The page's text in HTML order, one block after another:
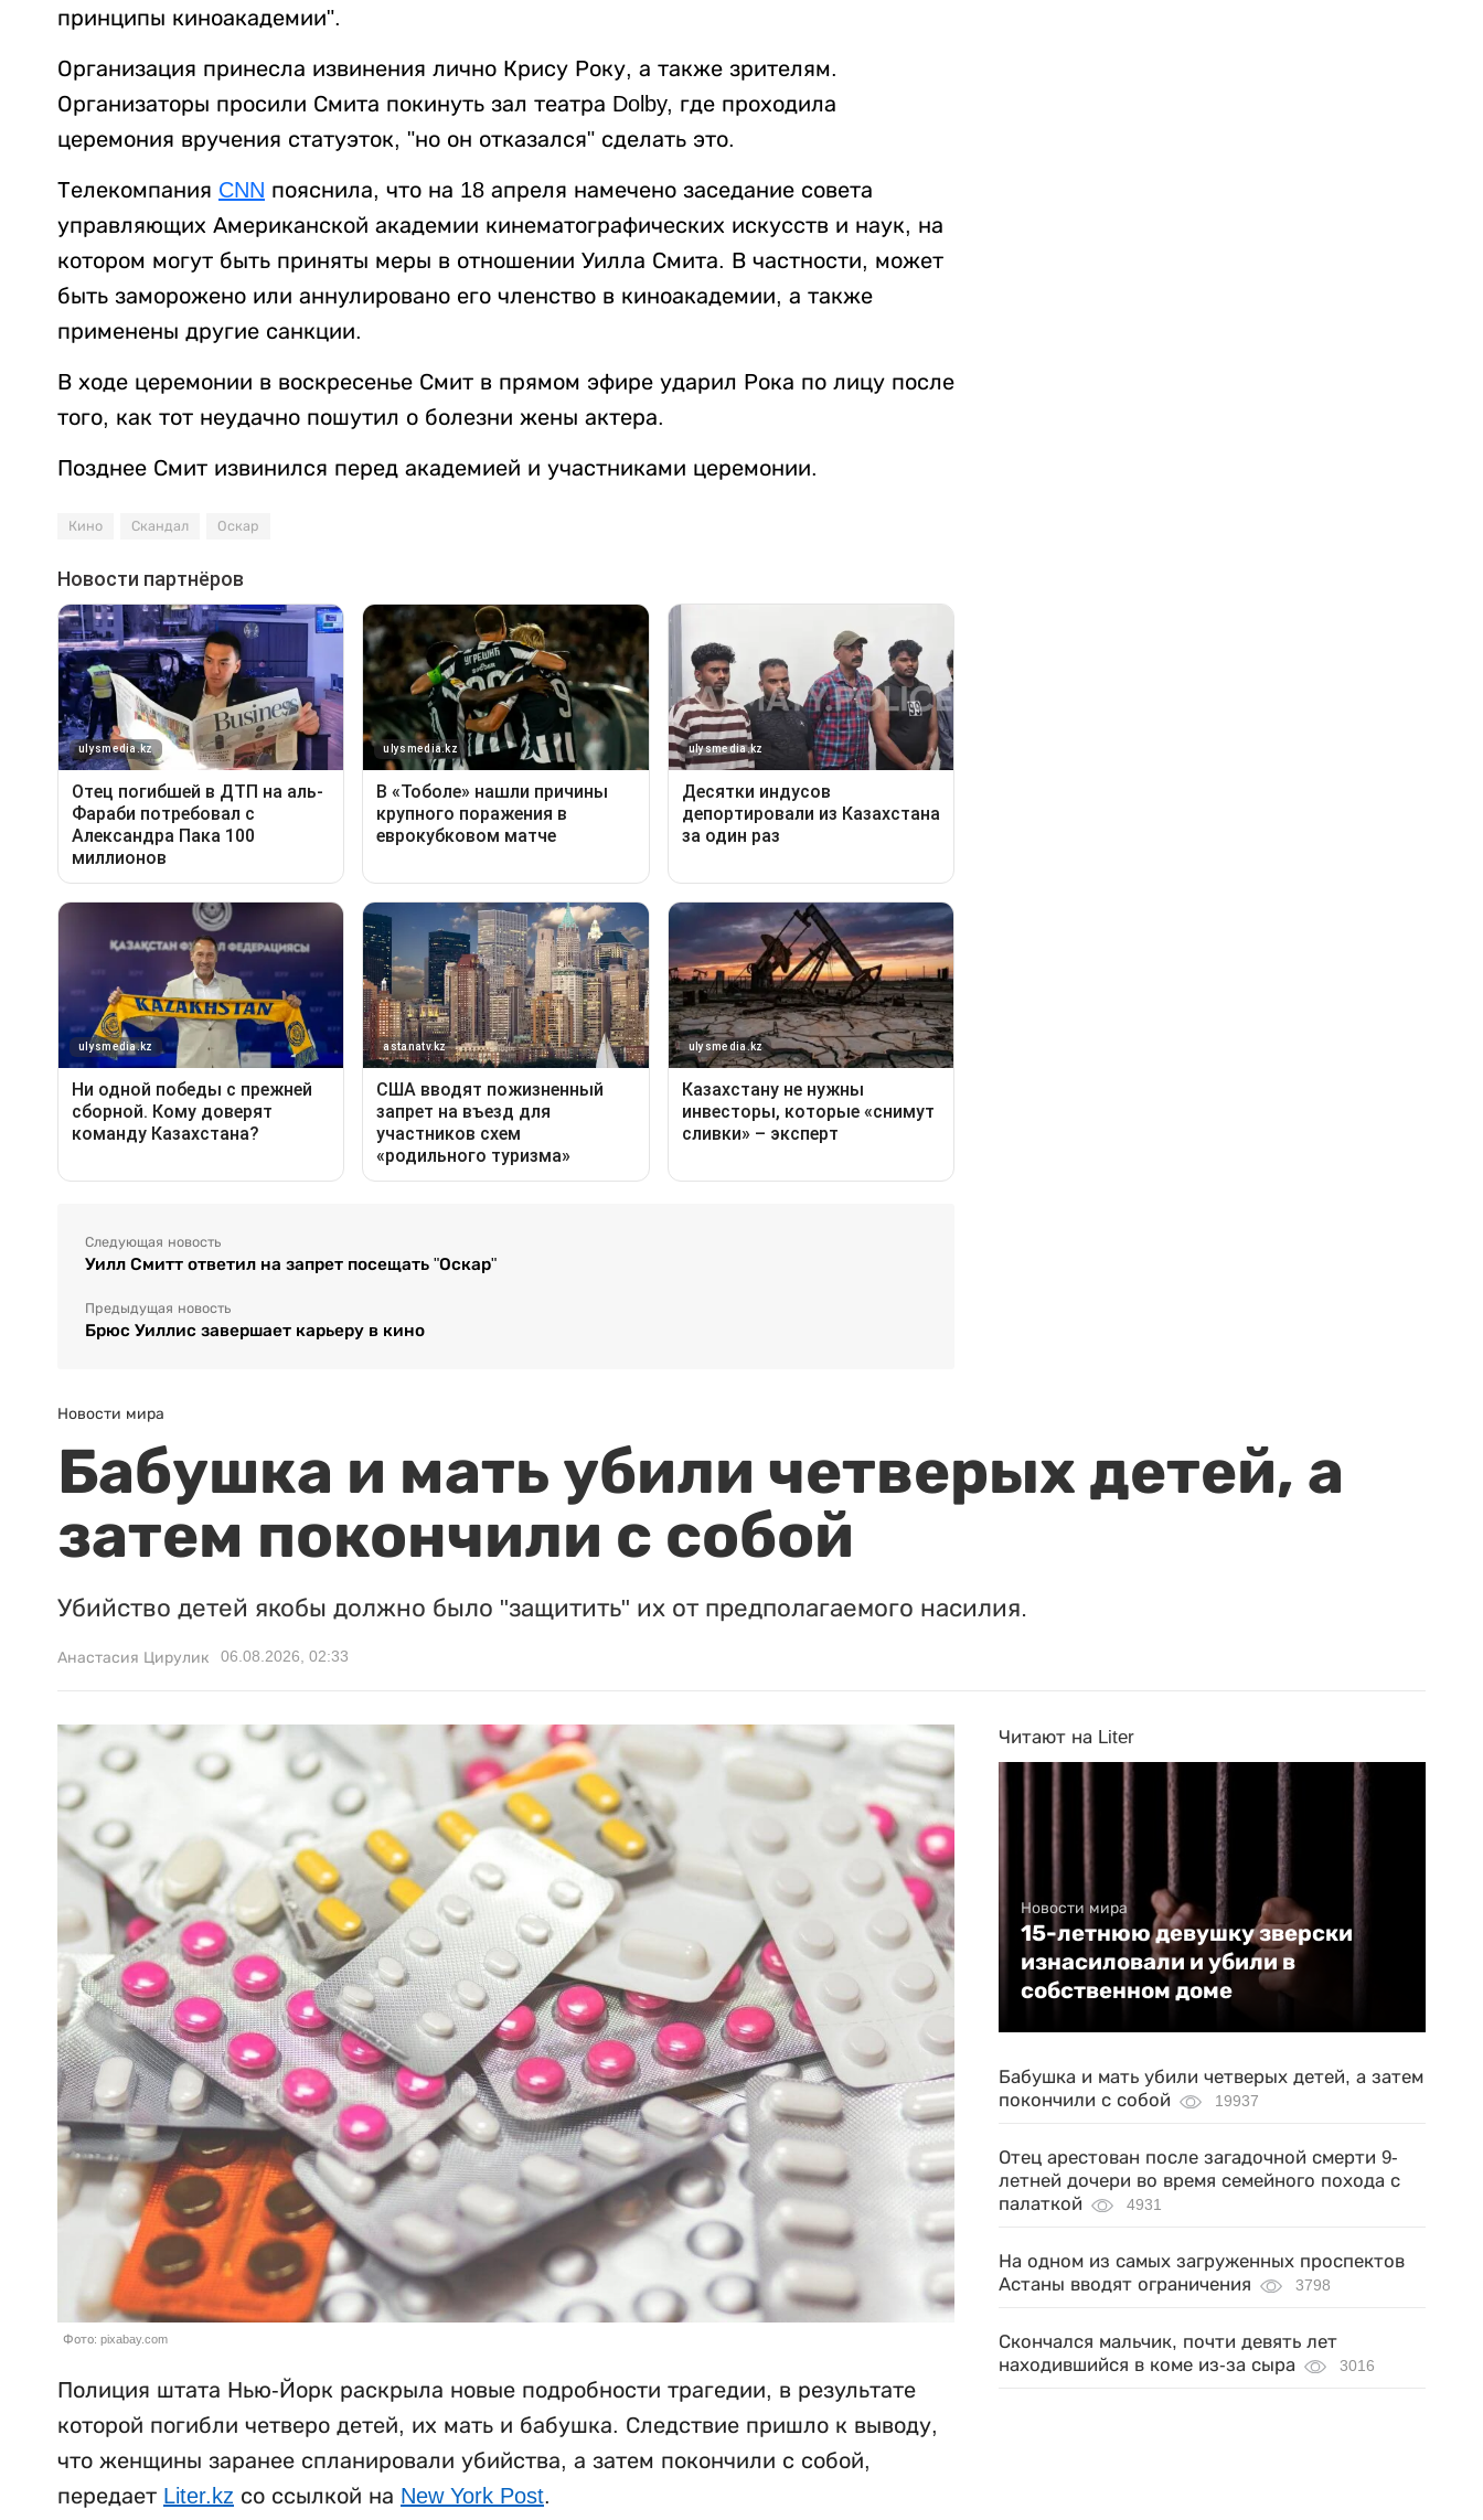
принципы киноакадемии".
Организация принесла извинения лично Крису Року, а также зрителям.
Организаторы просили Смита покинуть зал театра Dolby, где проходила
церемония вручения статуэток, "но он отказался" сделать это.
Телекомпания CNN пояснила, что на 18 апреля намечено заседание совета
управляющих Американской академии кинематографических искусств и наук, на
котором могут быть приняты меры в отношении Уилла Смита. В частности, может
быть заморожено или аннулировано его членство в киноакадемии, а также
применены другие санкции.
В ходе церемонии в воскресенье Смит в прямом эфире ударил Рока по лицу после
того, как тот неудачно пошутил о болезни жены актера.
Позднее Смит извинился перед академией и участниками церемонии.
Кино Скандал Оскар
Следующая новость
Уилл Смитт ответил на запрет посещать "Оскар"
Предыдущая новость
Брюс Уиллис завершает карьеру в кино
Новости мира
Бабушка и мать убили четверых детей, а
затем покончили с собой
Убийство детей якобы должно было "защитить" их от предполагаемого насилия.
Анастасия Цирулик 06.08.2026, 02:33
Фото: pixabay.com
Полиция штата Нью-Йорк раскрыла новые подробности трагедии, в результате
которой погибли четверо детей, их мать и бабушка. Следствие пришло к выводу,
что женщины заранее спланировали убийства, а затем покончили с собой,
передает Liter.kz со ссылкой на New York Post.
Читают на Liter
Новости мира
15-летнюю девушку зверски
изнасиловали и убили в
собственном доме
Бабушка и мать убили четверых детей, а затем
покончили с собой
19937
Отец арестован после загадочной смерти 9-
летней дочери во время семейного похода с
палаткой
4931
На одном из самых загруженных проспектов
Астаны вводят ограничения
3798
Скончался мальчик, почти девять лет
находившийся в коме из-за сыра
3016